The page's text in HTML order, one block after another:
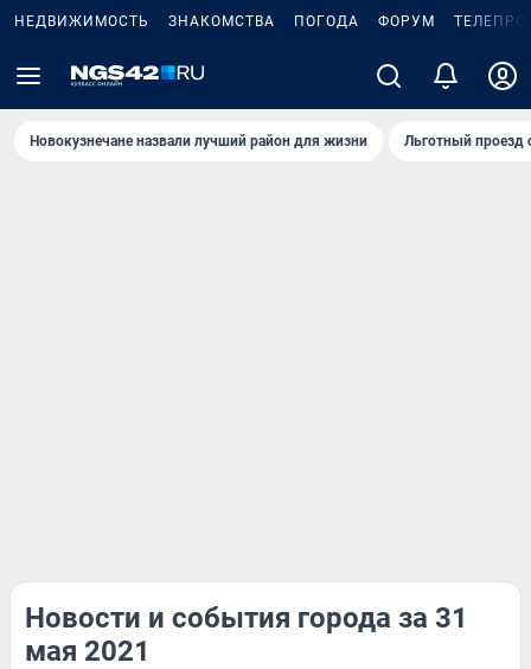
НЕДВИЖИМОСТЬ ЗНАКОМСТВА ПОГОДА ФОРУМ
Новокузнечане назвали лучший район для жизни Льготный проезд
Новости и события города за 31
мая 2021